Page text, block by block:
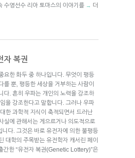
수영선수 리아 토마스의 이야기를 → 더
자 복권
요한 화두 중 하나입니다. 무엇이 평등
를 뿐, 평등한 세상을 거부하는 사람이
다. 흔히 우파는 개인의 노력을 강조하
을 강조한다고 말합니다. 그러나 우파
한 과학적 지식이 축적되면서 드러난
실에 관해서는 게으르거나 의도적으로
니다. 그것은 바로 유전자에 의한 불평등
대학의 주목받는 유전학자 캐서린 페이
간한 “유전자 복권(Genetic Lottery)”은